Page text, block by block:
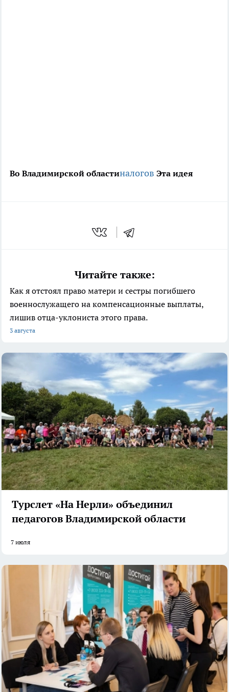
Во Владимирской областиналогов Эта идея
Читайте также:
Как я отстоял право матери и сестры погибшего
военнослужащего на компенсационные выплаты,
лишив отца-уклониста этого права.
3 августа
Турслет «На Нерли» объединил
педагогов Владимирской области
7 июля